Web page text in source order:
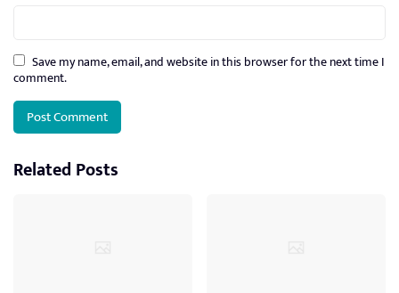
Save my name, email, and website in this browser for the next time I
comment.
Related Posts